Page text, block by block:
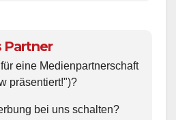
Partner
eine Medienpartnerschaft
präsentiert!")?
bei uns schalten?